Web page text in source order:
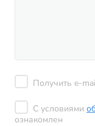
Получить e-
С условиями
ознакомлен